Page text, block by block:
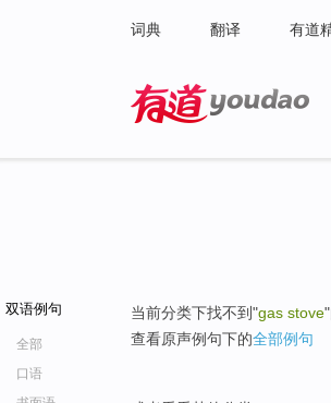
词典 翻译 有道
双语例句
全部
口语
当前分类下找不到"gas stove
查看原声例句下的全部例句